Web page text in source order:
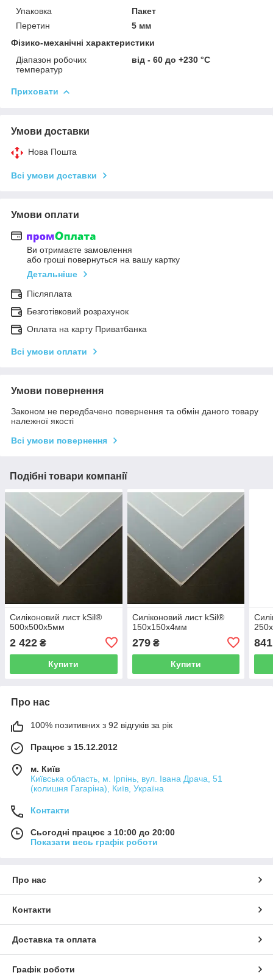
Упаковка
Пакет
Перетин
5 мм
Фізико-механічні характеристики
Діапазон робочих
температур
від - 60 до +230 °С
Приховати
Умови доставки
Нова Пошта
Всі умови доставки
Умови оплати
Ви отримаєте замовлення
або гроші повернуться на вашу картку
Детальніше
Післяплата
Безготівковий розрахунок
Оплата на карту Приватбанка
Всі умови оплати
Умови повернення
Законом не передбачено повернення та обмін даного товару
належної якості
Всі умови повернення
Подібні товари компанії
Силіконовий лист kSil®
500х500х5мм
2 422 ₴
Купити
Силіконовий лист kSil®
150х150х4мм
279₴
Купити
841
Про нас
100% позитивних з 92 відгуків за рік
Працює з 15.12.2012
м. Київ
Київська область, м. Ірпінь, вул. Івана Драча, 51
(колишня Гагаріна), Київ, Україна
Контакти
Сьогодні працює з 10:00 до 20:00
Показати весь графік роботи
Про нас
Контакти
Доставка та оплата
Графік роботи